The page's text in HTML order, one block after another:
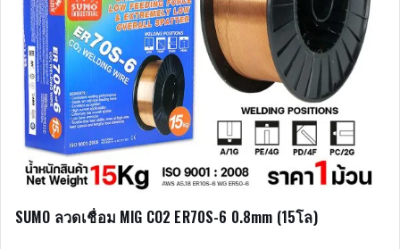
SUMO ลวดเชื่อม MIG CO2 ER70S-6 0.8mm (15โล)